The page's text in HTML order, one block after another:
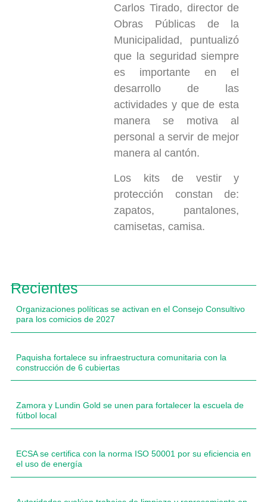
Carlos Tirado, director de
Obras Públicas de la
Municipalidad, puntualizó
que la seguridad siempre
es importante en el
desarrollo de las
actividades y que de esta
manera se motiva al
personal a servir de mejor
manera al cantón.
Los kits de vestir y
protección constan de:
zapatos, pantalones,
camisetas, camisa.
Recientes
Organizaciones políticas se activan en el Consejo Consultivo
para los comicios de 2027
Paquisha fortalece su infraestructura comunitaria con la
construcción de 6 cubiertas
Zamora y Lundin Gold se unen para fortalecer la escuela de
fútbol local
ECSA se certifica con la norma ISO 50001 por su eficiencia en
el uso de energía